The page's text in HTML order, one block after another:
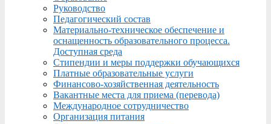
Руководство
Педагогический состав
Материально-техническое обеспечение и
оснащенность образовательного процесса.
Доступная среда
Стипендии и меры поддержки обучающихся
Платные образовательные услуги
Финансово-хозяйственная деятельность
Вакантные места для приема (перевода)
Международное сотрудничество
Организация питания